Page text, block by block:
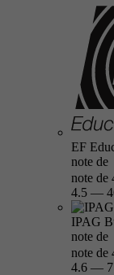
EF
note de
note de
4.5 —
IPAG
note de
note de
4.6 —